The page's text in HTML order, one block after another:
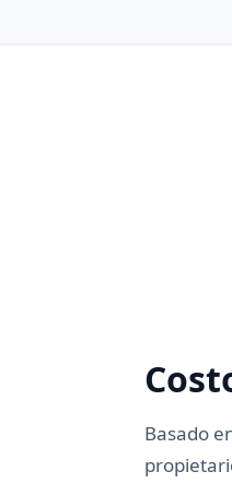
Basado